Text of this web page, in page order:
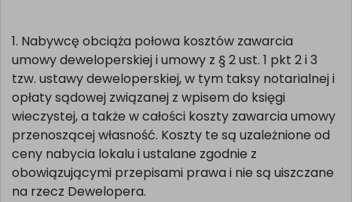
1. Nabywcę obciąża połowa kosztów zawarcia
umowy deweloperskiej i umowy z § 2 ust. 1 pkt 2 i 3
tzw. ustawy deweloperskiej, w tym taksy notarialnej i
opłaty sądowej związanej z wpisem do księgi
wieczystej, a także w całości koszty zawarcia umowy
przenoszącej własność. Koszty te są uzależnione od
ceny nabycia lokalu i ustalane zgodnie z
obowiązującymi przepisami prawa i nie są uiszczane
na rzecz Dewelopera.